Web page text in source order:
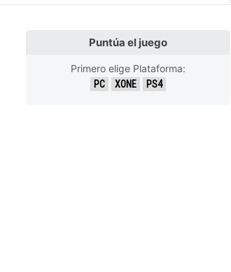
Puntúa el juego
Primero elige Plataforma:
PC XONE PS4